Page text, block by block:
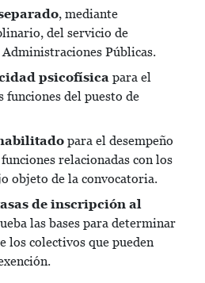
, mediante
del servicio de
Públicas.
psicofísica para el
funciones del puesto de
para el desempeño
relacionadas con los
objeto de la convocatoria.
de inscripción al
las bases para determinar
los colectivos que pueden